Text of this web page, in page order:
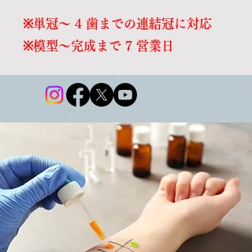
※単冠～ 4 歯までの連結冠に対応
※模型～完成まで 7 営業日